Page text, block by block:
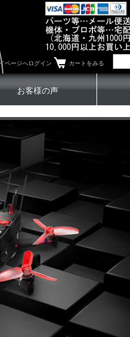
ページへログイン カートをみる
お客様の声